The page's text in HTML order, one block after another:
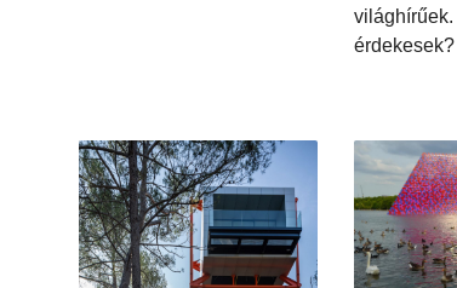
érdekesek?